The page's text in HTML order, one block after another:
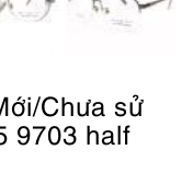
Chưa sử
9703 half